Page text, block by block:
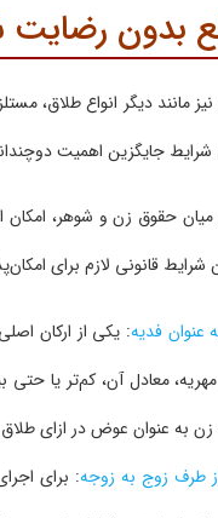
بدون
مانند دیگر انواع طلاق،
جایگزین اهمیت
حقوق زن و شوهر، امکان
شرایط قانونی لازم برای
فدیه: یکی از ارکان
معادل آن، کم‌تر یا
زن به عنوان عوض در ازای طلاق
طرف زوج به زوجه: برای